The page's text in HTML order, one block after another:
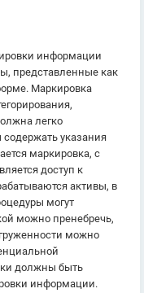
информации
представленные как
Маркировка
легко
указания
маркировка, с
доступ к
активы, в
могут
можно пренебречь,
можно
должны быть
информации.